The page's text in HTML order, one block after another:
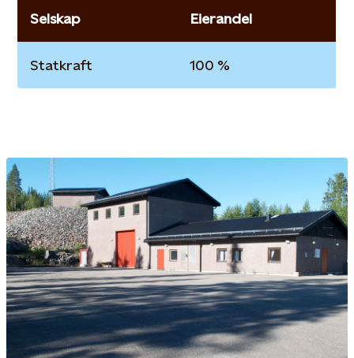
Selskap Eierandel
Statkraft 100 %